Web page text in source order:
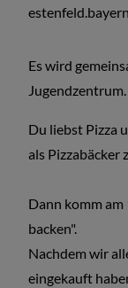
Es wird
Jugendzentrum.
Du liebst Pizza
als Pizzabäcker
Dann komm
backen".
Nachdem wir
eingekauft